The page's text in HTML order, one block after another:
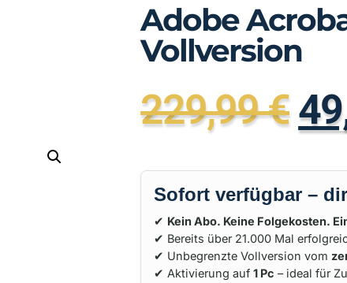
Adobe
Vollversion
229,99€
Sofort verfügbar –
✔ Kein Abo. Keine Folgekosten.
✔ Bereits über 21.000 Mal
✔ Unbegrenzte Vollversion vom
✔ Aktivierung auf1 Pc – ideal für